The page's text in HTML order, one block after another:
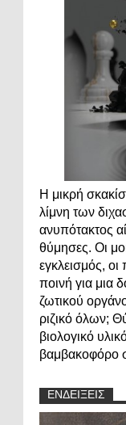
Η μικρή
λίμνη των
ανυπότακτος
θύμησες. Οι
εγκλεισμός,
ποινή για μια
ζωτικού
ριζικό όλων;
βιολογικό
βαμβακοφόρο
ΕΝΔΕΙΞΕΙΣ